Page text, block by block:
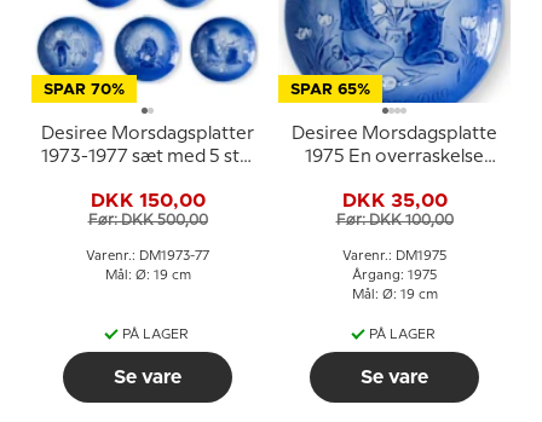
SPAR 70%
Desiree Morsdagsplatter
1973-1977 sæt med 5 stk.
DKK 150,00
Før: DKK 500,00
Varenr.: DM1973-77
Mål: Ø: 19 cm
PÅ LAGER
Se vare
SPAR 65%
Desiree Morsdagsplatte
1975 En overraskelse
DKK 35,00
Før: DKK 100,00
Varenr.: DM1975
Årgang: 1975
Mål: Ø: 19 cm
PÅ LAGER
Se vare